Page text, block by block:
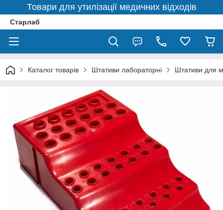
Товари для утилізації медичних відходів
Старлаб
Каталог товарів Штативи лабораторні Штативи для